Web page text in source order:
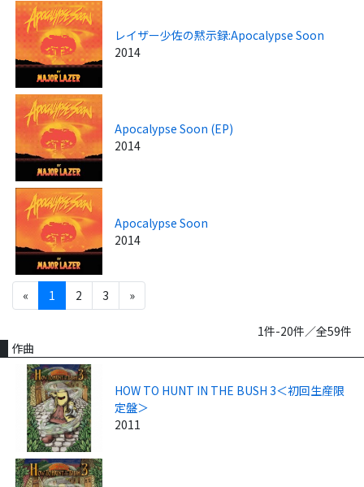
レイザー少佐の黙示録:Apocalypse Soon
2014
Apocalypse Soon (EP)
2014
Apocalypse Soon
2014
« 1 2 3 »
1件-20件／全59件
作曲
HOW TO HUNT IN THE BUSH 3＜初回生産限
定盤＞
2011